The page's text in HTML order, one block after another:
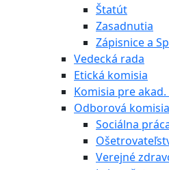
Štatút
Zasadnutia
Zápisnice a
Vedecká rada
Etická komisia
Komisia pre
Odborová komisia
Sociálna
Verejné